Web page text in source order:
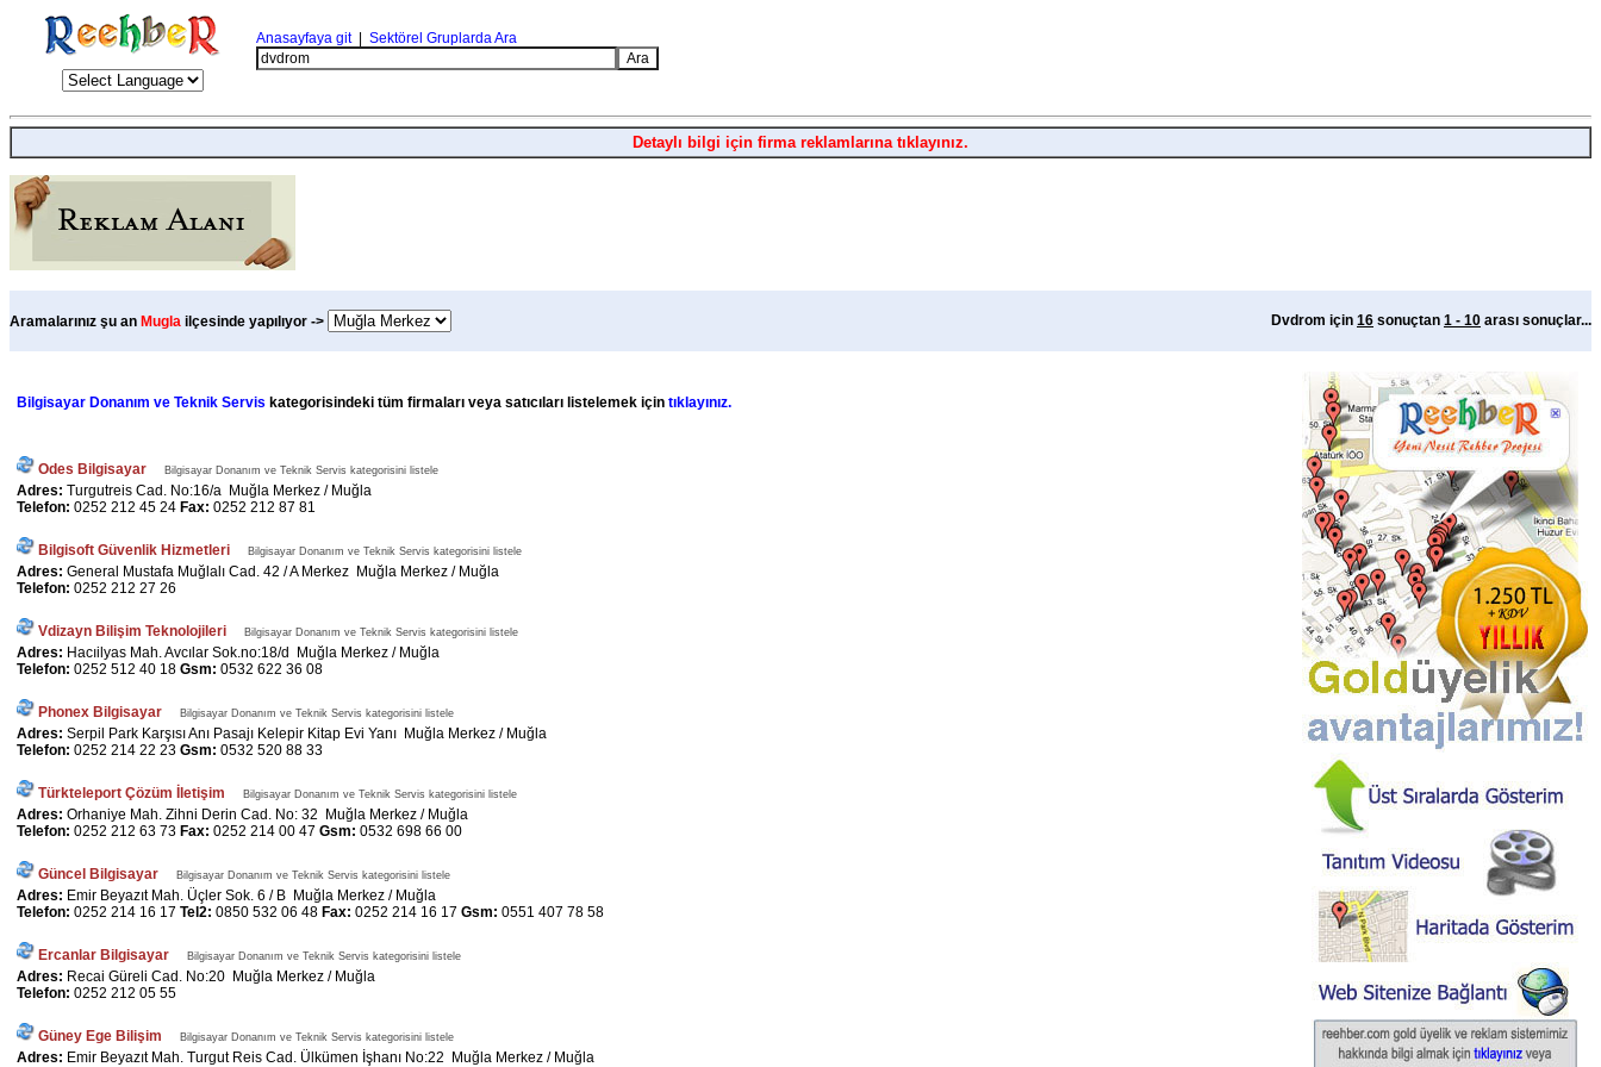
Anasayfaya git| Sektörel Gruplarda Ara
Detaylı bilgi için firma reklamlarına tıklayınız.
Aramalarınız şu an Mugla ilçesinde yapılıyor -> Dvdrom için 16 sonuçtan 1 - 10 arası sonuçlar...
Bilgisayar Donanım ve Teknik Servis kategorisindeki tüm firmaları veya satıcıları listelemek için tıklayınız.
Odes Bilgisayar Bilgisayar Donanım ve Teknik Servis kategorisini listele
Adres: Turgutreis Cad. No:16/a Muğla Merkez / Muğla
Telefon: 0252 212 45 24 Fax: 0252 212 87 81
Bilgisoft Güvenlik Hizmetleri Bilgisayar Donanım ve Teknik Servis kategorisini listele
Adres: General Mustafa Muğlalı Cad. 42 / A Merkez Muğla Merkez / Muğla
Telefon: 0252 212 27 26
Vdizayn Bilişim Teknolojileri Bilgisayar Donanım ve Teknik Servis kategorisini listele
Adres: Hacıilyas Mah. Avcılar Sok.no:18/d Muğla Merkez / Muğla
Telefon: 0252 512 40 18 Gsm: 0532 622 36 08
Phonex Bilgisayar Bilgisayar Donanım ve Teknik Servis kategorisini listele
Adres: Serpil Park Karşısı Anı Pasajı Kelepir Kitap Evi Yanı Muğla Merkez / Muğla
Telefon: 0252 214 22 23 Gsm: 0532 520 88 33
Türkteleport Çözüm İletişim Bilgisayar Donanım ve Teknik Servis kategorisini listele
Adres: Orhaniye Mah. Zihni Derin Cad. No: 32 Muğla Merkez / Muğla
Telefon: 0252 212 63 73 Fax: 0252 214 00 47 Gsm: 0532 698 66 00
Güncel Bilgisayar Bilgisayar Donanım ve Teknik Servis kategorisini listele
Adres: Emir Beyazıt Mah. Üçler Sok. 6 / B Muğla Merkez / Muğla
Telefon: 0252 214 16 17 Tel2: 0850 532 06 48 Fax: 0252 214 16 17 Gsm: 0551 407 78 58
Ercanlar Bilgisayar Bilgisayar Donanım ve Teknik Servis kategorisini listele
Adres: Recai Güreli Cad. No:20 Muğla Merkez / Muğla
Telefon: 0252 212 05 55
Güney Ege Bilişim Bilgisayar Donanım ve Teknik Servis kategorisini listele
Adres: Emir Beyazıt Mah. Turgut Reis Cad. Ülkümen İşhanı No:22 Muğla Merkez / Muğla